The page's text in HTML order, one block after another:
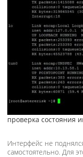
проверка состояния
Интерфейс не
самостоятельно. Для